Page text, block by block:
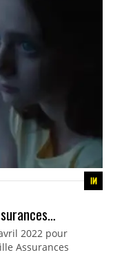
2022 pour
Assurances